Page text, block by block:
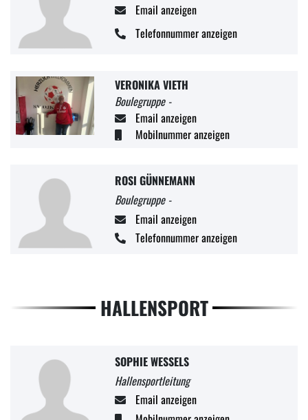
Email anzeigen
Telefonnummer anzeigen
VERONIKA VIETH
Boulegruppe -
Email anzeigen
Mobilnummer anzeigen
ROSI GÜNNEMANN
Boulegruppe -
Email anzeigen
Telefonnummer anzeigen
HALLENSPORT
SOPHIE WESSELS
Hallensportleitung
Email anzeigen